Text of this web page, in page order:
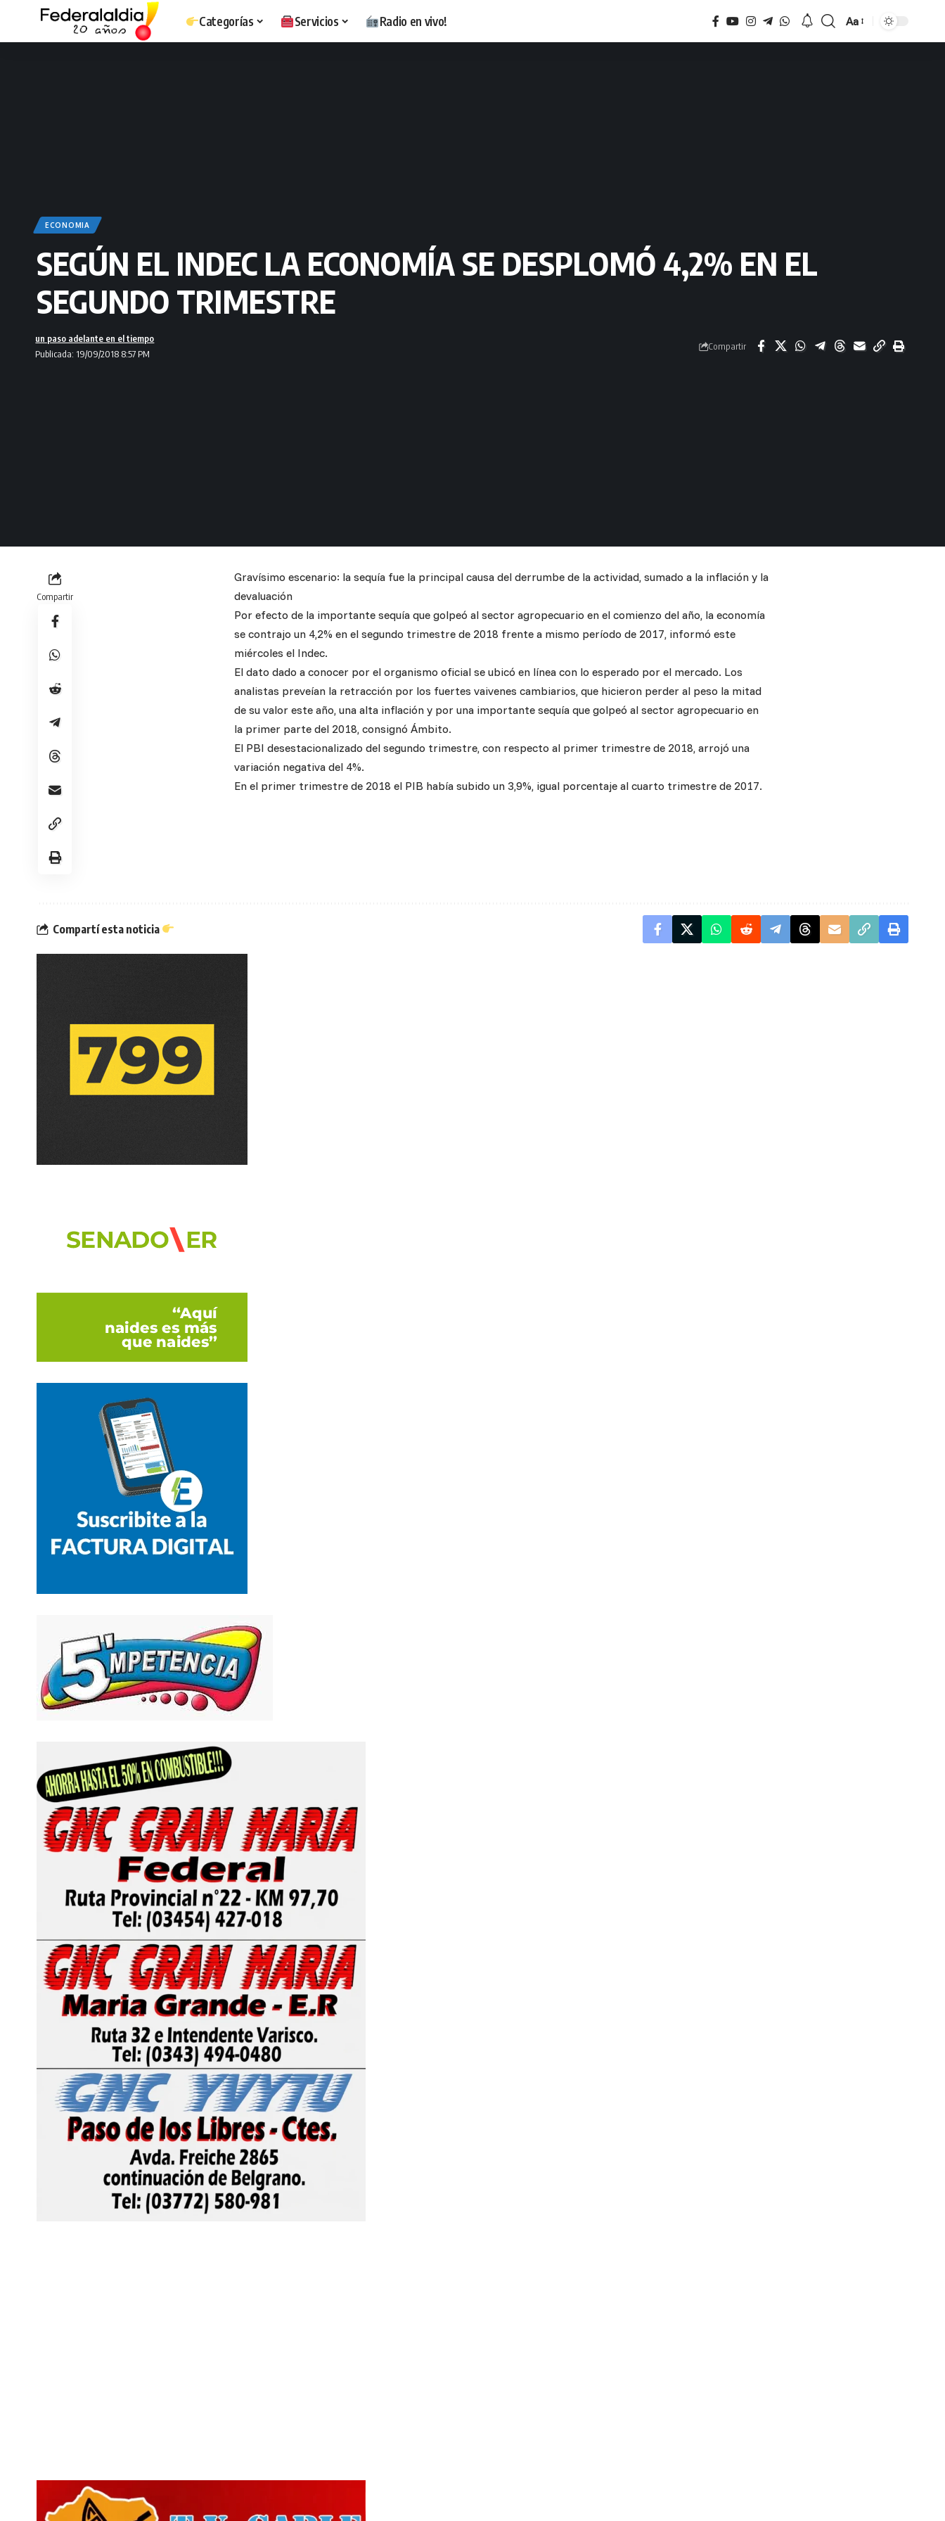
Categorías Servicios Radio en vivo!
Tamaño
Aa
ECONOMIA
SEGÚN EL INDEC LA ECONOMÍA SE DESPLOMÓ 4,2% EN EL
SEGUNDO TRIMESTRE
Publicada: 19/09/2018 8:57 PM
un paso adelante en el tiempo
Compartir
Compartir
Gravísimo escenario: la sequía fue la principal causa del derrumbe de la actividad, sumado a la inflación y la
devaluación
Por efecto de la importante sequía que golpeó al sector agropecuario en el comienzo del año, la economía
se contrajo un 4,2% en el segundo trimestre de 2018 frente a mismo período de 2017, informó este
miércoles el Indec.
El dato dado a conocer por el organismo oficial se ubicó en línea con lo esperado por el mercado. Los
analistas preveían la retracción por los fuertes vaivenes cambiarios, que hicieron perder al peso la mitad
de su valor este año, una alta inflación y por una importante sequía que golpeó al sector agropecuario en
la primer parte del 2018, consignó Ámbito.
El PBI desestacionalizado del segundo trimestre, con respecto al primer trimestre de 2018, arrojó una
variación negativa del 4%.
En el primer trimestre de 2018 el PIB había subido un 3,9%, igual porcentaje al cuarto trimestre de 2017.
Compartí esta noticia